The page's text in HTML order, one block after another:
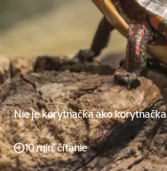
Nie je korytnačka ako korytnačka
10 min. čítanie